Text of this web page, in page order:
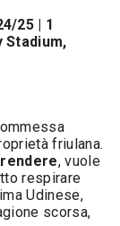
25 | 1
Stadium,
friulana.
, vuole
respirare
Udinese,
scorsa,